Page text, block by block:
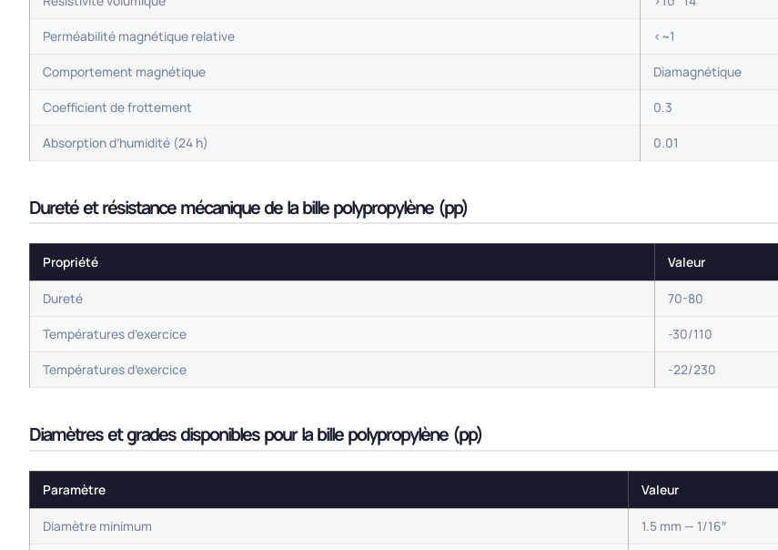
Perméabilité magnétique relative <~1
Comportement magnétique Diamagnétique
Coefficient de frottement 0.3
Absorption d’humidité (24 h) 0.01
Dureté et résistance mécanique de la bille polypropylène (pp)
Propriété Valeur
Dureté 70-80
Températures d’exercice -30/110
Températures d’exercice -22/230
Diamètres et grades disponibles pour la bille polypropylène (pp)
Paramètre Valeur
Diamètre minimum 1.5 mm — 1/16″